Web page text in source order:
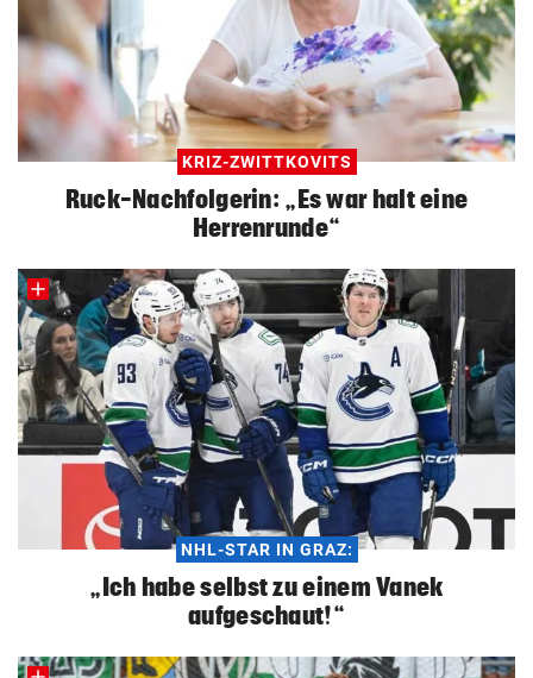
KRIZ-ZWITTKOVITS
Ruck-Nachfolgerin: „Es war halt eine
Herrenrunde“
NHL-STAR IN GRAZ:
„Ich habe selbst zu einem Vanek
aufgeschaut!“